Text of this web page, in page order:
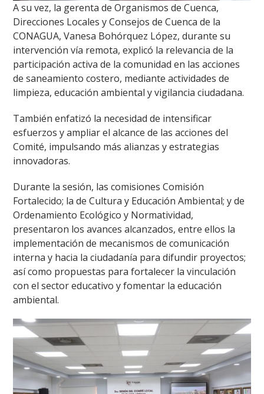
A su vez, la gerenta de Organismos de Cuenca,
Direcciones Locales y Consejos de Cuenca de la
CONAGUA, Vanesa Bohórquez López, durante su
intervención vía remota, explicó la relevancia de la
participación activa de la comunidad en las acciones
de saneamiento costero, mediante actividades de
limpieza, educación ambiental y vigilancia ciudadana.
También enfatizó la necesidad de intensificar
esfuerzos y ampliar el alcance de las acciones del
Comité, impulsando más alianzas y estrategias
innovadoras.
Durante la sesión, las comisiones Comisión
Fortalecido; la de Cultura y Educación Ambiental; y de
Ordenamiento Ecológico y Normatividad,
presentaron los avances alcanzados, entre ellos la
implementación de mecanismos de comunicación
interna y hacia la ciudadanía para difundir proyectos;
así como propuestas para fortalecer la vinculación
con el sector educativo y fomentar la educación
ambiental.